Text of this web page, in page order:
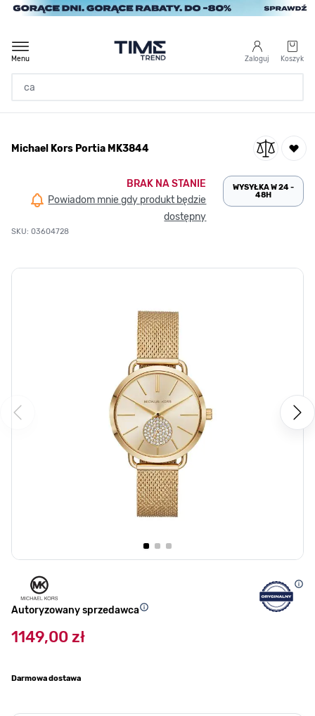
Przejdź do treści
Zaloguj Koszyk
Menu
/ Michael Kors Portia MK3844
Michael Kors Portia MK3844
BRAK NA STANIE
Powiadom mnie gdy produkt będzie
dostępny
SKU: 03604728
WYSYŁKA W 24 -
48H
Autoryzowany sprzedawca
1149,00 zł
Darmowa dostawa